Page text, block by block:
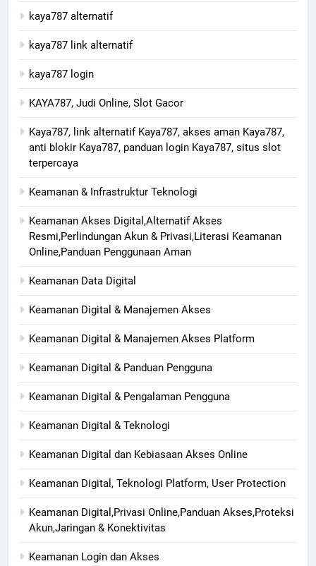
kaya787 alternatif
kaya787 link alternatif
kaya787 login
KAYA787, Judi Online, Slot Gacor
Kaya787, link alternatif Kaya787, akses aman Kaya787,
anti blokir Kaya787, panduan login Kaya787, situs slot
terpercaya
Keamanan & Infrastruktur Teknologi
Keamanan Akses Digital,Alternatif Akses
Resmi,Perlindungan Akun & Privasi,Literasi Keamanan
Online,Panduan Penggunaan Aman
Keamanan Data Digital
Keamanan Digital & Manajemen Akses
Keamanan Digital & Manajemen Akses Platform
Keamanan Digital & Panduan Pengguna
Keamanan Digital & Pengalaman Pengguna
Keamanan Digital & Teknologi
Keamanan Digital dan Kebiasaan Akses Online
Keamanan Digital, Teknologi Platform, User Protection
Keamanan Digital,Privasi Online,Panduan Akses,Proteksi
Akun,Jaringan & Konektivitas
Keamanan Login dan Akses